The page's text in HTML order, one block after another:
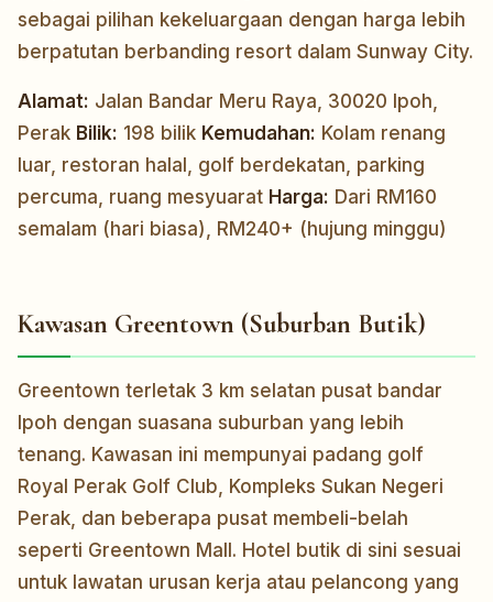
sebagai pilihan kekeluargaan dengan harga lebih
berpatutan berbanding resort dalam Sunway City.
Alamat: Jalan Bandar Meru Raya, 30020 Ipoh,
Perak Bilik: 198 bilik Kemudahan: Kolam renang
luar, restoran halal, golf berdekatan, parking
percuma, ruang mesyuarat Harga: Dari RM160
semalam (hari biasa), RM240+ (hujung minggu)
Kawasan Greentown (Suburban Butik)
Greentown terletak 3 km selatan pusat bandar
Ipoh dengan suasana suburban yang lebih
tenang. Kawasan ini mempunyai padang golf
Royal Perak Golf Club, Kompleks Sukan Negeri
Perak, dan beberapa pusat membeli-belah
seperti Greentown Mall. Hotel butik di sini sesuai
untuk lawatan urusan kerja atau pelancong yang